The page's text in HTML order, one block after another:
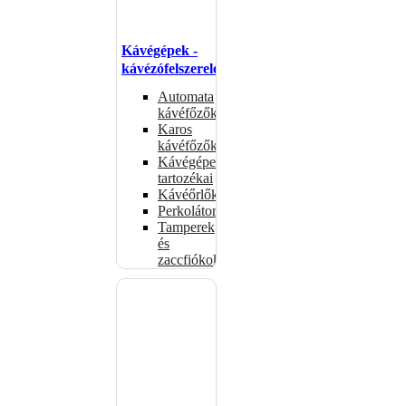
Kávégépek -
kávézófelszerelés
Automata
kávéfőzők
Karos
kávéfőzők
Kávégépek
tartozékai
Kávéőrlők
Perkolátorok
Tamperek
és
zaccfiókok